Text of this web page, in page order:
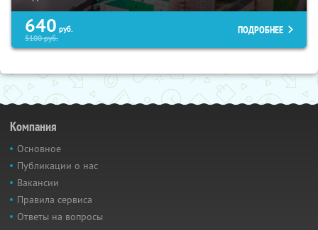
640 руб.
5100руб.
ПОДРОБНЕЕ
Компания
Основное
Публикации о нас
Вакансии
Правила сервиса
Ответы на вопросы